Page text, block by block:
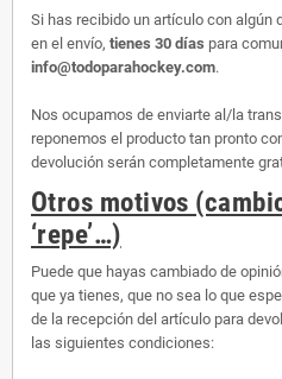
Si has recibido un artículo con algún
en el envío, tienes 30 días para
info@todoparahockey.com.
Nos ocupamos de enviarte al/la
reponemos el producto tan pronto
devolución serán completamente
Otros motivos
‘repe’…)
Puede que hayas cambiado de
que ya tienes, que no sea lo que
de la recepción del artículo para
las siguientes condiciones: